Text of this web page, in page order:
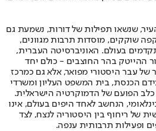
שנשאו תפילות של דורות, נשמעת גם
שוקקים, מוסדות תרבות מגוונים,
בעולם. האוניברסיטה העברית,
ההייטק בהר החוצבים - כולם יחד
של עבר היסטורי מפואר, אלא גם כמרכז
הכנסת, בית המשפט העליון ומשרדי
הפועם של הדמוקרטיה הישראלית.
הנחשב לאחד היפים בעולם, אינו
של ריחוף בין היסטוריה לנצח, לצד
ופעילות תרבותית ענפה.